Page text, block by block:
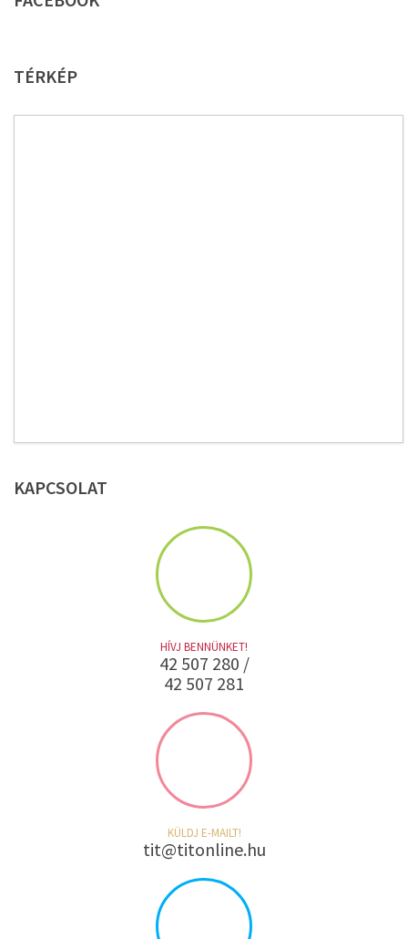
TÉRKÉP
KAPCSOLAT
HÍVJ BENNÜNKET!
42 507 280 /
42 507 281
KÜLDJ E-MAILT!
tit@titonline.hu